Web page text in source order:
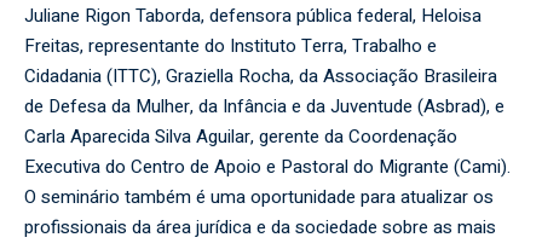
Juliane Rigon Taborda, defensora pública federal, Heloisa
Freitas, representante do Instituto Terra, Trabalho e
Cidadania (ITTC), Graziella Rocha, da Associação Brasileira
de Defesa da Mulher, da Infância e da Juventude (Asbrad), e
Carla Aparecida Silva Aguilar, gerente da Coordenação
Executiva do Centro de Apoio e Pastoral do Migrante (Cami).
O seminário também é uma oportunidade para atualizar os
profissionais da área jurídica e da sociedade sobre as mais